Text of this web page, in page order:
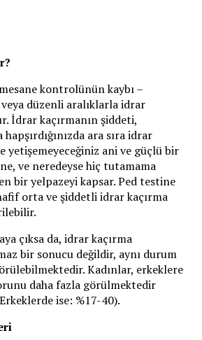
kontrolünün kaybı –
düzenli aralıklarla idrar
İdrar kaçırmanın şiddeti,
ara sıra idrar
yetişemeyeceğiniz ani ve güçlü bir
ve neredeyse hiç tutamama
bir yelpazeyi kapsar. Ped testine
orta ve şiddetli idrar kaçırma
çıksa da, idrar kaçırma
bir sonucu değildir, aynı durum
Kadınlar, erkeklere
daha fazla görülmektedir
ise: %17-40).